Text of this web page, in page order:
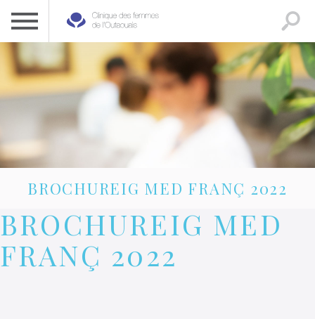
CLINIQUE DES FEMMES DE L’OUTAOUAIS
1 819 778-2055
BROCHUREIG MED FRANÇ 2022
BROCHUREIG MED
FRANÇ 2022